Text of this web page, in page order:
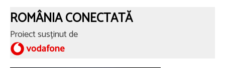
ROMÂNIA CONECTATĂ
Proiect susținut de